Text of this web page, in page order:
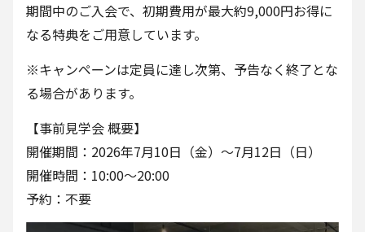
期間中のご入会で、初期費用が最大約9,000円お得に
なる特典をご用意しています。
※キャンペーンは定員に達し次第、予告なく終了とな
る場合があります。
【事前見学会 概要】
開催期間：2026年7月10日（金）〜7月12日（日）
開催時間：10:00〜20:00
予約：不要